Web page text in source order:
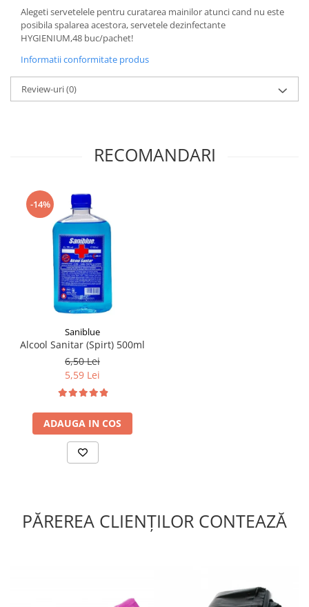
Alegeti servetelele pentru curatarea mainilor atunci cand nu este
posibila spalarea acestora, servetele dezinfectante
HYGIENIUM,48 buc/pachet!
Informatii conformitate produs
Review-uri(0)
RECOMANDARI
-14%
Saniblue
Alcool Sanitar (Spirt) 500ml
6,50 Lei
5,59 Lei
ADAUGA IN COS
PĂREREA CLIENȚILOR CONTEAZĂ